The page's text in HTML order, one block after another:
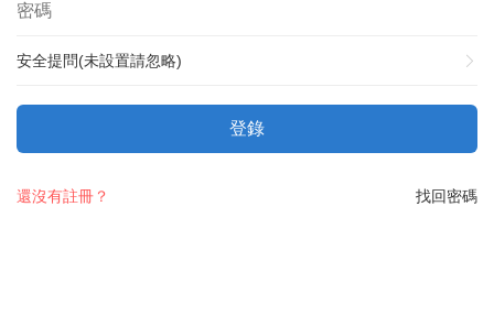
安全提問(未設置請忽略)
登錄
找回密碼
還沒有註冊？